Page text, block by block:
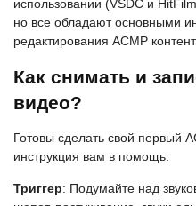
использовании (VSDC и
но все обладают основными
редактирования АСМР
Как снимать и
видео?
Готовы сделать свой первый
инструкция вам в помощь:
Триггер: Подумайте над